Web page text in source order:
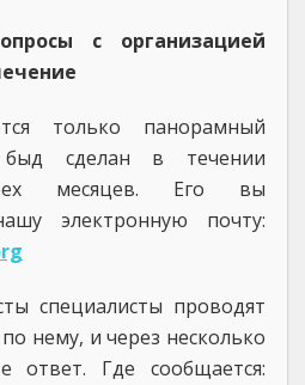
с организацией
только панорамный
сделан в течении
месяцев. Его вы
электронную почту:
специалисты проводят
нему, и через несколько
ответ. Где сообщается: